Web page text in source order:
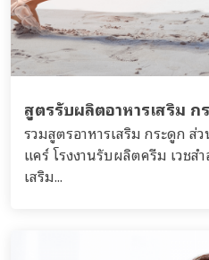
สูตรรับผลิตอาหารเสริม ก
รวมสูตรอาหารเสริม กระดูก ส่
แคร์ โรงงานรับผลิตครีม เวชสำ
เสริม...